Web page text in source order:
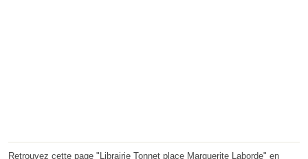
Retrouvez cette page "Librairie Tonnet place Marguerite Laborde" en